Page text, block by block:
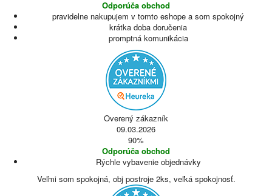
Odporúča obchod
pravidelne nakupujem v tomto eshope a som spokojný
krátka doba doručenia
promptná komunikácia
Overený zákazník
09.03.2026
90%
Odporúča obchod
Rýchle vybavenie objednávky
Veľmi som spokojná, obj postroje 2ks, veľká spokojnosť.